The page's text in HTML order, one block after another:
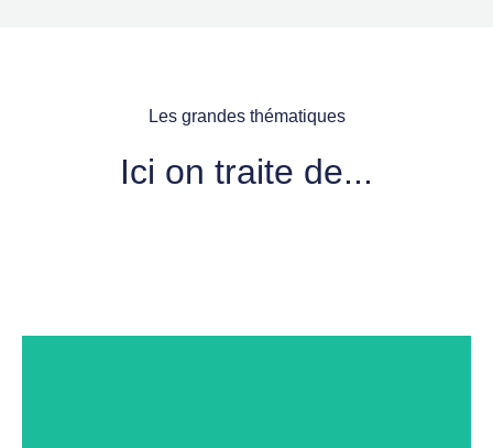
Les grandes thématiques
Ici on traite de...